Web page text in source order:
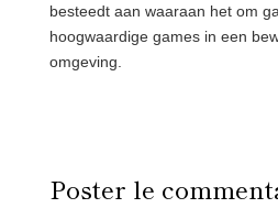
besteedt aan waaraan het om
hoogwaardige games in een
omgeving.
Poster le